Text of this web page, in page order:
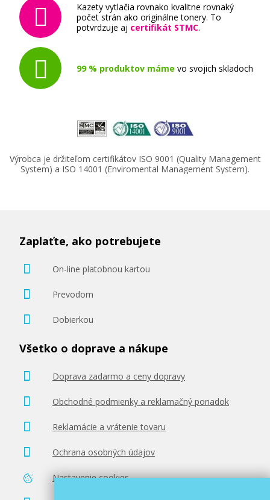
Kazety vytlačia rovnako kvalitne rovnaký
počet strán ako originálne tonery. To
potvrdzuje aj certifikát STMC.
99 % produktov máme vo svojich skladoch
Výrobca je držiteľom certifikátov ISO 9001 (Quality Management
System) a ISO 14001 (Enviromental Management System).
Zaplaťte, ako potrebujete
On-line platobnou kartou
Prevodom
Dobierkou
Všetko o doprave a nákupe
Doprava zadarmo a ceny dopravy
Obchodné podmienky a reklamačný poriadok
Reklamácie a vrátenie tovaru
Ochrana osobných údajov
Nastavenie cookies